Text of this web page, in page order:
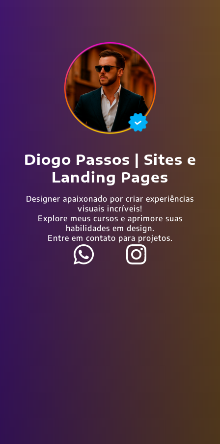
Diogo Passos | Sites e
Landing Pages
Designer apaixonado por criar experiências
visuais incríveis!
Explore meus cursos e aprimore suas
habilidades em design.
Entre em contato para projetos.